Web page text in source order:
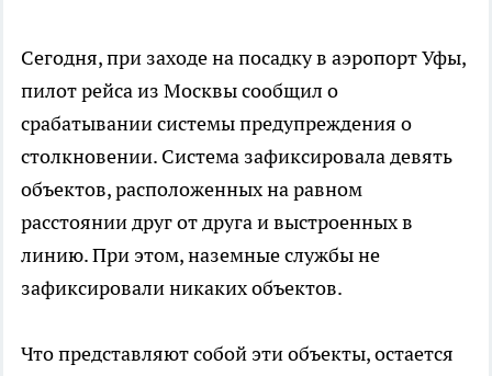
Сегодня, при заходе на посадку в аэропорт Уфы,
пилот рейса из Москвы сообщил о
срабатывании системы предупреждения о
столкновении. Система зафиксировала девять
объектов, расположенных на равном
расстоянии друг от друга и выстроенных в
линию. При этом, наземные службы не
зафиксировали никаких объектов.
Что представляют собой эти объекты, остается